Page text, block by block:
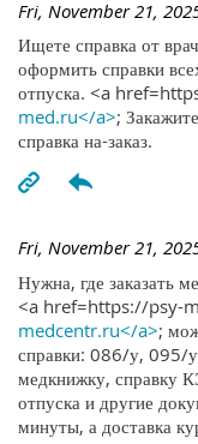
Fri, November 21,
Ищете справка от
оформить справки
отпуска. <a
med.ru</a>;
справка на-заказ.
Fri, November 21,
Нужна, где заказать
<a href=https://psy-
medcentr.ru</a>;
справки: 086/у, 095/
медкнижку, справку
отпуска и другие
минуты, а доставка